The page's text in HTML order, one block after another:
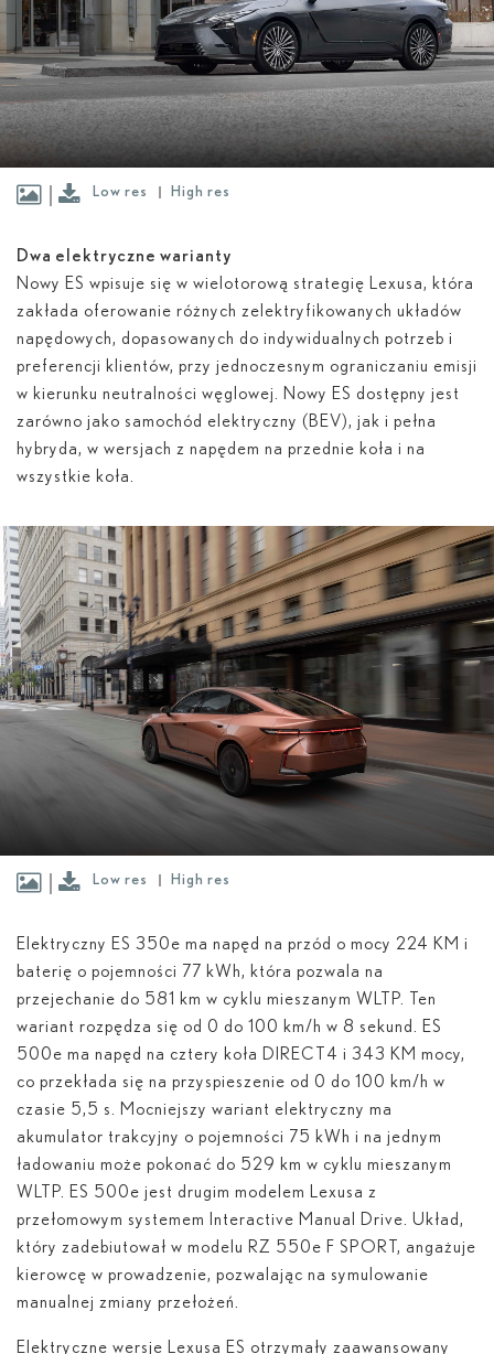
Low res High res
Dwa elektryczne warianty
Nowy ES wpisuje się w wielotorową strategię Lexusa, która
zakłada oferowanie różnych zelektryfikowanych układów
napędowych, dopasowanych do indywidualnych potrzeb i
preferencji klientów, przy jednoczesnym ograniczaniu emisji
w kierunku neutralności węglowej. Nowy ES dostępny jest
zarówno jako samochód elektryczny (BEV), jak i pełna
hybryda, w wersjach z napędem na przednie koła i na
wszystkie koła.
Low res High res
Elektryczny ES 350e ma napęd na przód o mocy 224 KM i
baterię o pojemności 77 kWh, która pozwala na
przejechanie do 581 km w cyklu mieszanym WLTP. Ten
wariant rozpędza się od 0 do 100 km/h w 8 sekund. ES
500e ma napęd na cztery koła DIRECT4 i 343 KM mocy,
co przekłada się na przyspieszenie od 0 do 100 km/h w
czasie 5,5 s. Mocniejszy wariant elektryczny ma
akumulator trakcyjny o pojemności 75 kWh i na jednym
ładowaniu może pokonać do 529 km w cyklu mieszanym
WLTP. ES 500e jest drugim modelem Lexusa z
przełomowym systemem Interactive Manual Drive. Układ,
który zadebiutował w modelu RZ 550e F SPORT, angażuje
kierowcę w prowadzenie, pozwalając na symulowanie
manualnej zmiany przełożeń.
Elektryczne wersje Lexusa ES otrzymały zaawansowany